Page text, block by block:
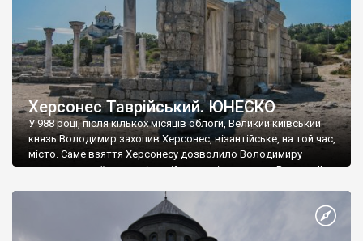
Херсонес Таврійський. ЮНЕСКО
У 988 році, після кількох місяців облоги, Великий київський
князь Володимир захопив Херсонес, візантійське, на той час,
місто. Саме взяття Херсонесу дозволило Володимиру
диктувати свої умови візантійському імператору Василю ІІ, та
Херсонесі Володимир-язичник, став Василем-християнином.
А потім було Хрещення Русі. На честь Херсонесу Таврійського